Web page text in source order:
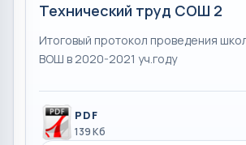
Технический труд СОШ 2
Итоговый протокол проведения
ВОШ в 2020-2021 уч.году
PDF
139 Кб